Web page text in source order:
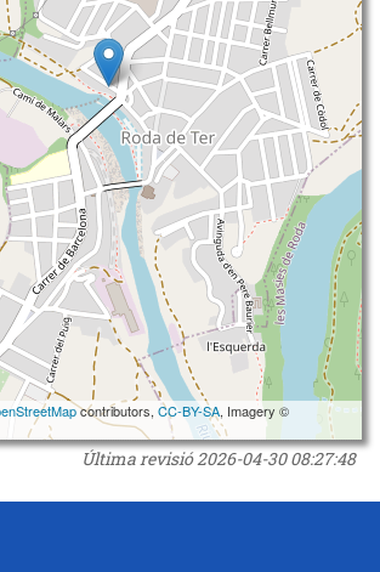
contributors, CC-BY-SA, Imagery ©
Última revisió2026-04-30 08:27:48